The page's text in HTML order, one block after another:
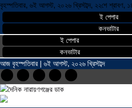
বৃহস্পতিবার, ৬ই আগস্ট, ২০২৬ খ্রিস্টাব্দ, ২২শে শ্রাবণ,
ই পেপার
কনভাটার
ই পেপার
কনভাটার
আজ বৃহস্পতিবার | ৬ই আগস্ট, ২০২৬ খ্রিস্টাব্দ